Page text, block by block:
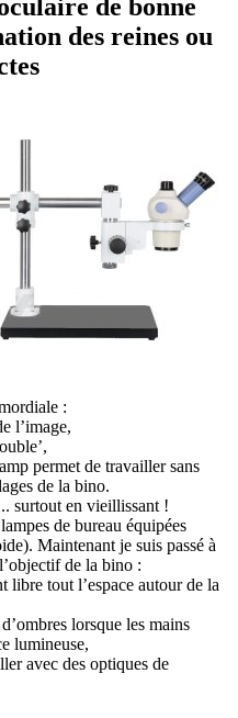
de bonne
des reines ou
:
l’image,
permet de travailler sans
de la bino.
surtout en vieillissant !
de bureau équipées
Maintenant je suis passé à
de la bino :
libre tout l’espace autour de la
lorsque les mains
lumineuse,
avec des optiques de